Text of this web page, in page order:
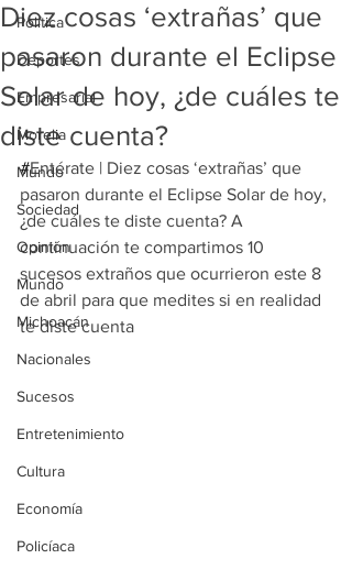
Política
Deportes
Empresarial
Morelia
Mundo
Sociedad
Opinión
Mundo
Michoacán
Nacionales
Sucesos
Entretenimiento
Cultura
Economía
Policíaca
Diez cosas ‘extrañas’ que
pasaron durante el Eclipse
Solar de hoy, ¿de cuáles te
diste cuenta?
#Entérate | Diez cosas ‘extrañas’ que
pasaron durante el Eclipse Solar de hoy,
¿de cuáles te diste cuenta? A
continuación te compartimos 10
sucesos extraños que ocurrieron este 8
de abril para que medites si en realidad
te diste cuenta